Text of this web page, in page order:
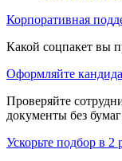
Корпоративная
Какой соцпакет вы
Оформляйте
Проверяйте
документы без
Ускорьте подбор в 2